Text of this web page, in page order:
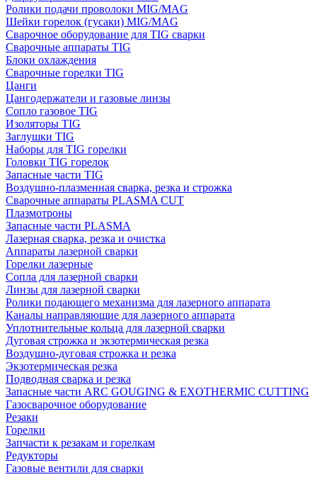
Ролики подачи проволоки MIG/MAG
Шейки горелок (гусаки) MIG/MAG
Сварочное оборудование для TIG сварки
Сварочные аппараты TIG
Блоки охлаждения
Сварочные горелки TIG
Цанги
Цангодержатели и газовые линзы
Сопло газовое TIG
Изоляторы TIG
Заглушки TIG
Наборы для TIG горелки
Головки TIG горелок
Запасные части TIG
Воздушно-плазменная сварка, резка и строжка
Сварочные аппараты PLASMA CUT
Плазмотроны
Запасные части PLASMA
Лазерная сварка, резка и очистка
Аппараты лазерной сварки
Горелки лазерные
Сопла для лазерной сварки
Линзы для лазерной сварки
Ролики подающего механизма для лазерного аппарата
Каналы направляющие для лазерного аппарата
Уплотнительные кольца для лазерной сварки
Дуговая строжка и экзотермическая резка
Воздушно-дуговая строжка и резка
Экзотермическая резка
Подводная сварка и резка
Запасные части ARC GOUGING & EXOTHERMIC CUTTING
Газосварочное оборудование
Резаки
Горелки
Запчасти к резакам и горелкам
Редукторы
Газовые вентили для сварки